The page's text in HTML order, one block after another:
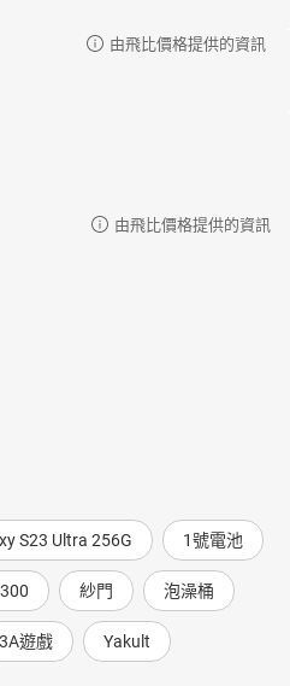
由飛比價格提供的資訊
由飛比價格提供的資訊
S23 Ultra 256G 1號電池
紗門 泡澡桶
3A遊戲 Yakult